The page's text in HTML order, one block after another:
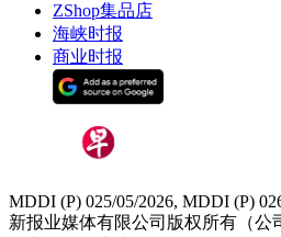
ZShop集品店
海峡时报
商业时报
MDDI (P) 025/05/2026, MDDI (P)
新报业媒体有限公司版权所有（公